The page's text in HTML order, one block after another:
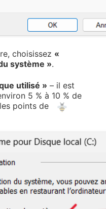
choisissez «
système ».
utilisé » – il est
5 % à 10 % de
points de